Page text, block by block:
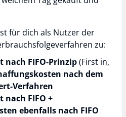
für dich als Nutzer der
zu:
FIFO-Prinzip(First in,
nach dem
Verfahren
FIFO +
ebenfalls nach FIFO